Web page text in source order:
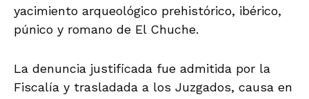
yacimiento arqueológico prehistórico, ibérico,
púnico y romano de El Chuche.
La denuncia justificada fue admitida por la
Fiscalía y trasladada a los Juzgados, causa en